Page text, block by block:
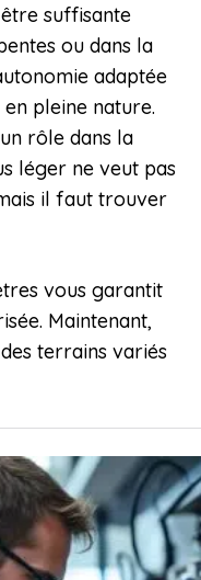
suffisante
ou dans la
adaptée
pleine nature.
rôle dans la
léger ne veut pas
il faut trouver
vous garantit
Maintenant,
terrains variés